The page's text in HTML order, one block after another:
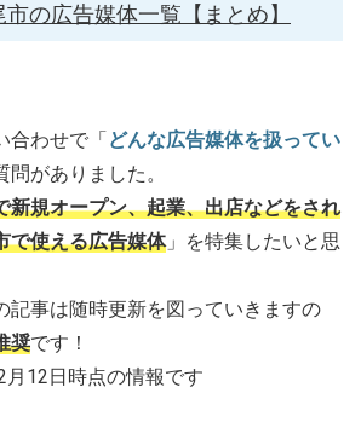
市の広告媒体一覧【まとめ】
合わせで「どんな広告媒体を扱ってい
問がありました。
新規オープン、起業、出店などをされ
で使える広告媒体」を特集したいと思
記事は随時更新を図っていきますの
奨です！
12日時点の情報です